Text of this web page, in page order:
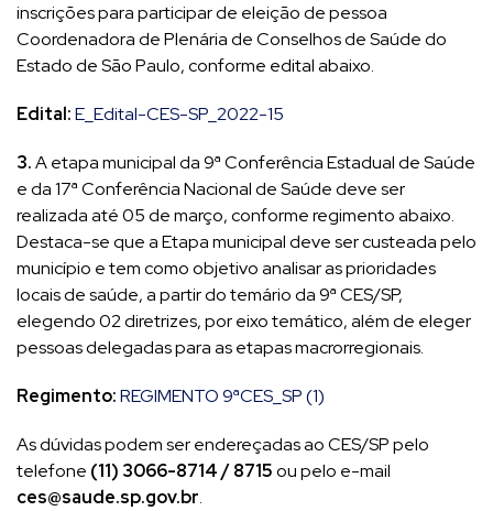
inscrições para participar de eleição de pessoa
Coordenadora de Plenária de Conselhos de Saúde do
Estado de São Paulo, conforme edital abaixo.
Edital:E_Edital-CES-SP_2022-15
3.A etapa municipal da 9ª Conferência Estadual de Saúde
e da 17ª Conferência Nacional de Saúde deve ser
realizada até 05 de março, conforme regimento abaixo.
Destaca-se que a Etapa municipal deve ser custeada pelo
município e tem como objetivo analisar as prioridades
locais de saúde, a partir do temário da 9ª CES/SP,
elegendo 02 diretrizes, por eixo temático, além de eleger
pessoas delegadas para as etapas macrorregionais.
Regimento:REGIMENTO 9ªCES_SP (1)
As dúvidas podem ser endereçadas ao CES/SP pelo
telefone (11) 3066-8714 / 8715ou pelo e-mail
ces@saude.sp.gov.br.